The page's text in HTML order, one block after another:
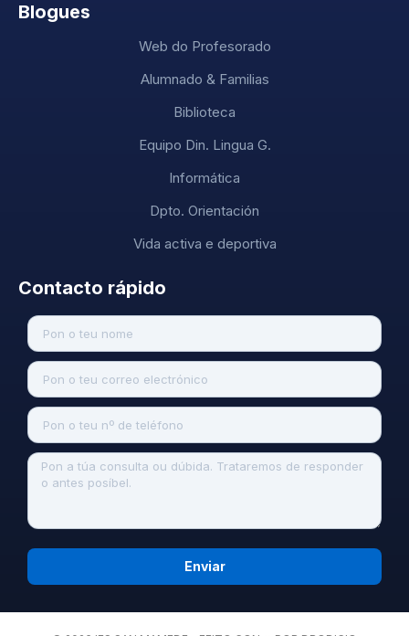
Blogues
Web do Profesorado
Alumnado & Familias
Biblioteca
Equipo Din. Lingua G.
Informática
Dpto. Orientación
Vida activa e deportiva
Contacto rápido
Enviar